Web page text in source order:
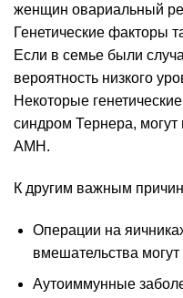
женщин овариальный
Генетические факторы
Если в семье были
вероятность низкого
Некоторые
синдром Тернера,
AMH.
К другим важным
Операции на
вмешательства
Аутоиммунные